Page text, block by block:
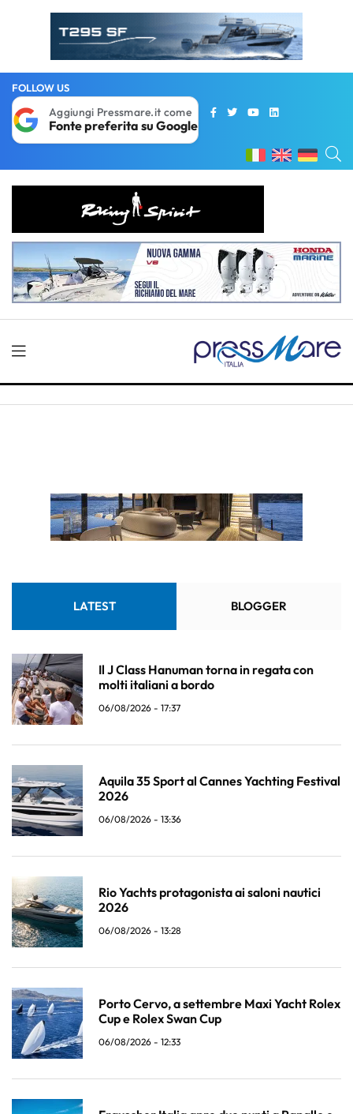
FOLLOW US
Aggiungi Pressmare.it come
Fonte preferita su Google
LATEST BLOGGER
Il J Class Hanuman torna in regata con
molti italiani a bordo
06/08/2026 - 17:37
Aquila 35 Sport al Cannes Yachting Festival
2026
06/08/2026 - 13:36
Rio Yachts protagonista ai saloni nautici
2026
06/08/2026 - 13:28
Porto Cervo, a settembre Maxi Yacht Rolex
Cup e Rolex Swan Cup
06/08/2026 - 12:33